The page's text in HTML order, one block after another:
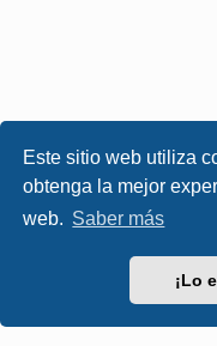
Este sitio web utiliza
obtenga la mejor
web. Saber más
¡Lo